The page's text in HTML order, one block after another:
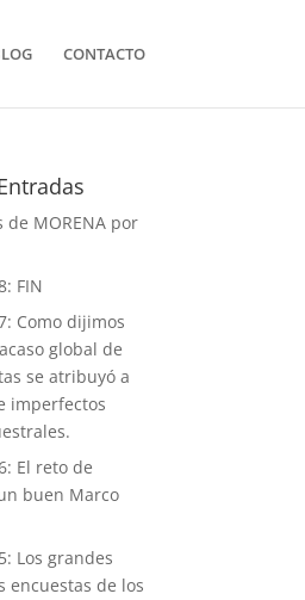
CONTACTO
de MORENA por
FIN
Como dijimos
global de
se atribuyó a
imperfectos
El reto de
buen Marco
Los grandes
encuestas de los